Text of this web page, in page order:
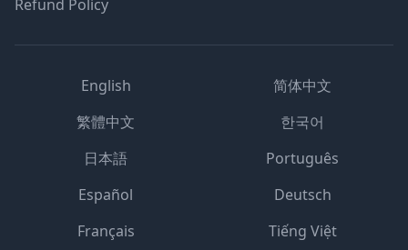
Refund Policy
English
简体中文
繁體中文
한국어
日本語
Português
Español
Deutsch
Français
Tiếng Việt